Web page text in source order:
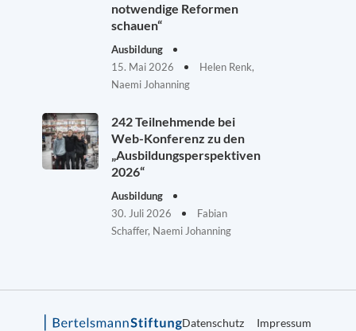
notwendige Reformen
schauen“
Ausbildung
15. Mai 2026
Helen Renk,
Naemi Johanning
242 Teilnehmende bei
Web-Konferenz zu den
„Ausbildungsperspektiven
2026“
Ausbildung
30. Juli 2026
Fabian
Schaffer, Naemi Johanning
Datenschutz Impressum